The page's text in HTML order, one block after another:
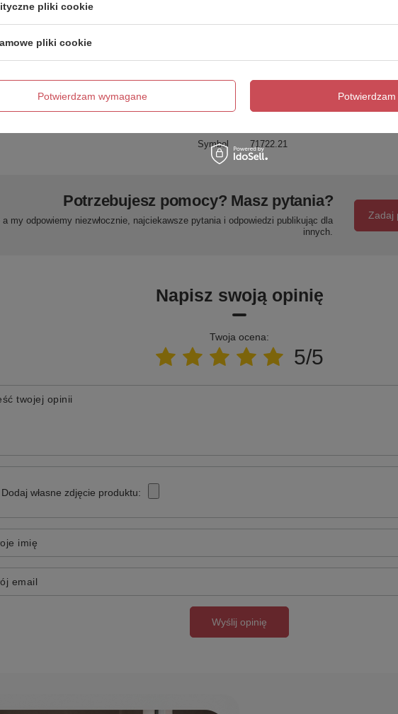
Symbol 71722.21
Potrzebujesz pomocy? Masz pytania?
my odpowiemy niezwłocznie, najciekawsze pytania i odpowiedzi publikując dla
innych.
Zadaj
Napisz swoją opinię
Twoja ocena:
5/5
twojej opinii
Dodaj własne zdjęcie produktu:
imię
email
Wyślij opinię
pliki cookie
pliki cookie
Potwierdzam wymagane